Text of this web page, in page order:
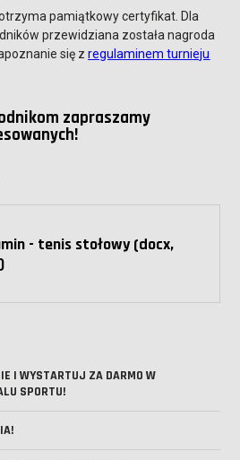
I WYSTARTUJ ZA DARMO W
SPORTU!
pamiątkowy certyfikat. Dla
przewidziana została nagroda
się zregulaminem turnieju
zapraszamy
- tenis stołowy (docx,